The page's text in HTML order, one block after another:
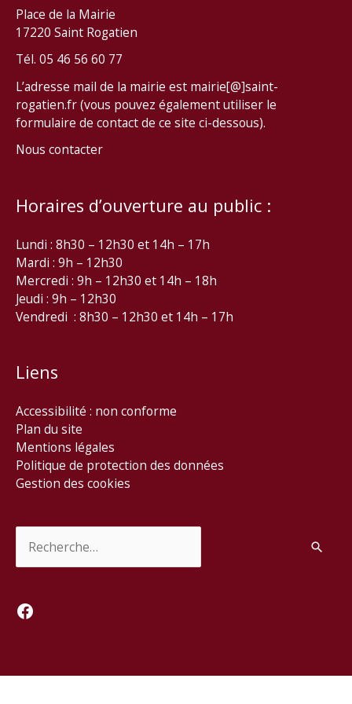
Place de la Mairie
17220 Saint Rogatien
Tél. 05 46 56 60 77
L’adresse mail de la mairie est mairie[@]saint-
rogatien.fr (vous pouvez également utiliser le
formulaire de contact de ce site ci-dessous).
Nous contacter
Horaires d’ouverture au public :
Lundi : 8h30 – 12h30 et 14h – 17h
Mardi : 9h – 12h30
Mercredi : 9h – 12h30 et 14h – 18h
Jeudi : 9h – 12h30
Vendredi : 8h30 – 12h30 et 14h – 17h
Liens
Accessibilité : non conforme
Plan du site
Mentions légales
Politique de protection des données
Gestion des cookies
Facebook